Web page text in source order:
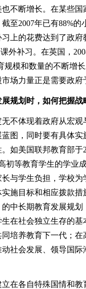
不断增长。在某些
至2007年已有88%的
上的花费达到了政
外补习。在英国，
规模和数量的不断增
场力量正是需要政
规划时，如何把握
不体现着政府从宏
图，同时要有具体
如美国联邦教育部于
初等教育学生的学业
与学生负担，学校
施目标和相应拨款措
中长期教育发展规划
在社会独立生存的
培养教育下一代；
社会发展、领导国
在各自特殊国情和